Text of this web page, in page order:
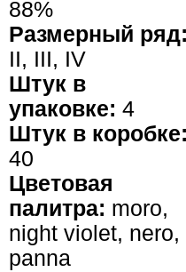
88%
Размерный
II, III, IV
Штук в
упаковке: 4
Штук в
40
Цветовая
палитра: moro,
night violet, nero,
panna